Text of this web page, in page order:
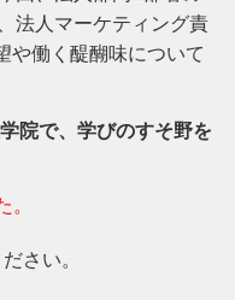
法人マーケティング責
や働く醍醐味について
院で、学びのすそ野を
さい。